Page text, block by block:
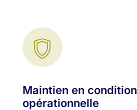
Maintien en condition
opérationnelle